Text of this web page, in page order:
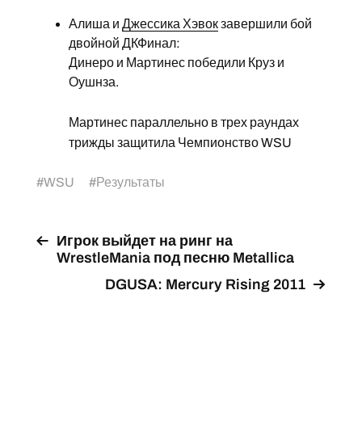
Алиша и Джессика Хэвокзавершили бой
двойной ДКФинал:
Динеро и Мартинес победили Круз и
Оушнза.
Мартинес параллельно в трех раундах
трижды защитила Чемпионство WSU
#WSU #Результаты
Игрок выйдет на ринг на
WrestleMania под песню Metallica
DGUSA: Mercury Rising 2011